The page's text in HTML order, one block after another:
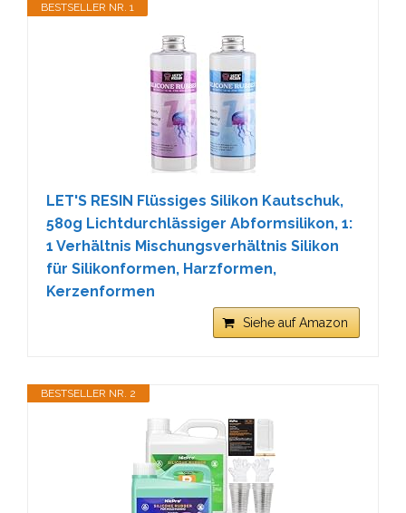
BESTSELLER NR. 1
LET'S RESIN Flüssiges Silikon Kautschuk,
580g Lichtdurchlässiger Abformsilikon, 1:
1 Verhältnis Mischungsverhältnis Silikon
für Silikonformen, Harzformen,
Kerzenformen
Siehe auf Amazon
BESTSELLER NR. 2